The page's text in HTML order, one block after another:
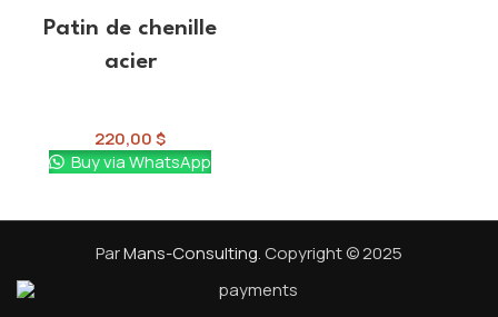
Patin de chenille
acier
220,00$
Buy via WhatsApp
ParMans-Consulting. Copyright © 2025